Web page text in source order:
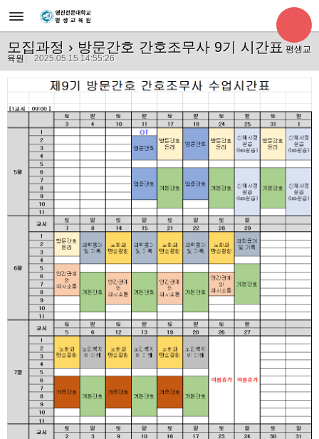
모집과정 › 방문간호 간호조무사 9기 시간표 평생교
육원
2025.05.15 14:55:26